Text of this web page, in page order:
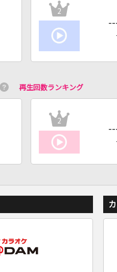
2
再生回数ランキング
2